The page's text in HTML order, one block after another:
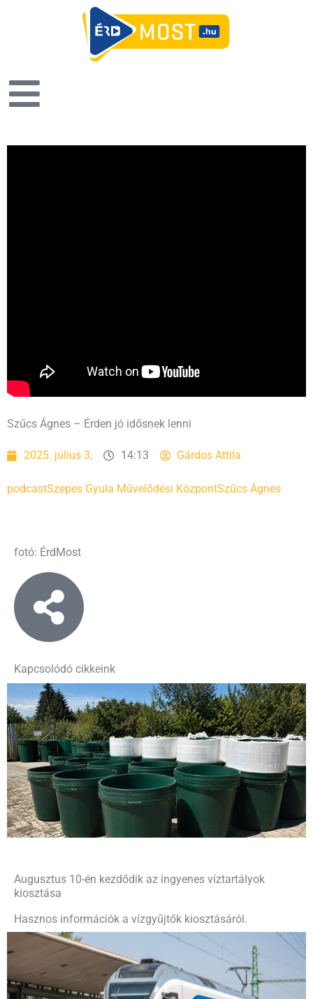
Szűcs Ágnes – Érden jó idősnek lenni
2025. július 3, 14:13 Gárdos Attila
podcastSzepes Gyula Művelődési KözpontSzűcs Ágnes
fotó: ÉrdMost
Kapcsolódó cikkeink
Augusztus 10-én kezdődik az ingyenes víztartályok
kiosztása
Hasznos információk a vízgyűjtők kiosztásáról.